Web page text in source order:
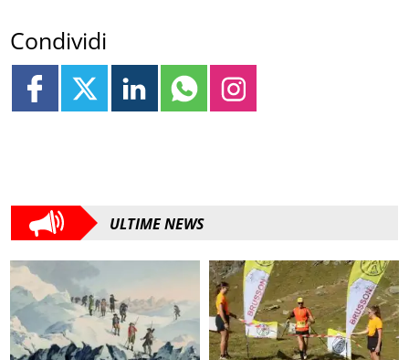
Condividi
ULTIME NEWS